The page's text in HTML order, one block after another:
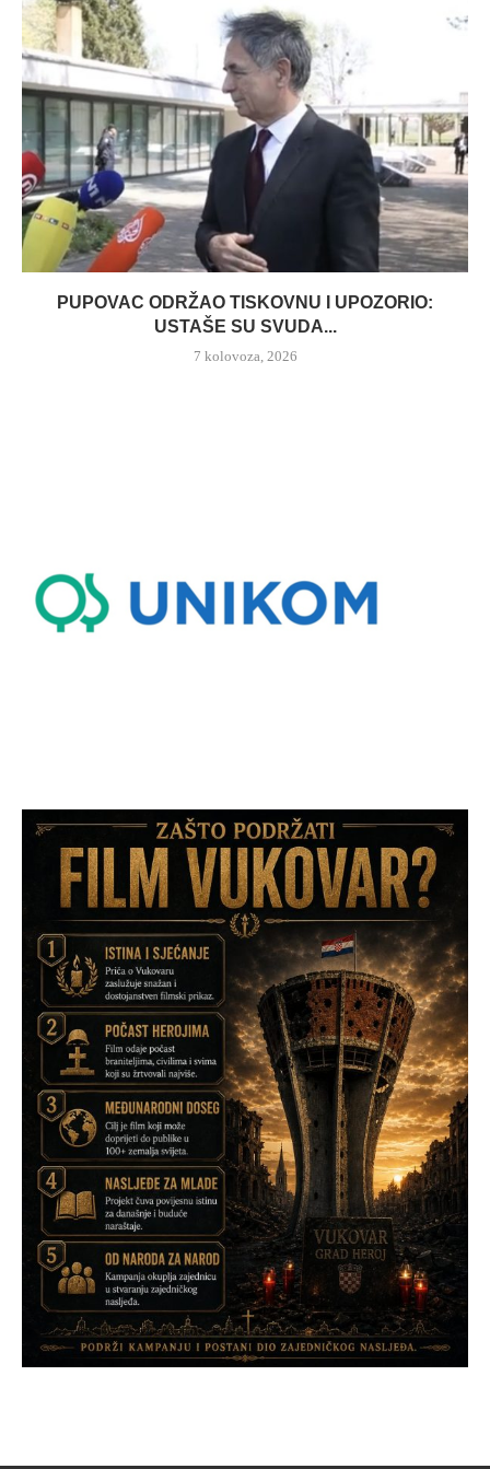
PUPOVAC ODRŽAO TISKOVNU I UPOZORIO:
USTAŠE SU SVUDA...
7 kolovoza, 2026